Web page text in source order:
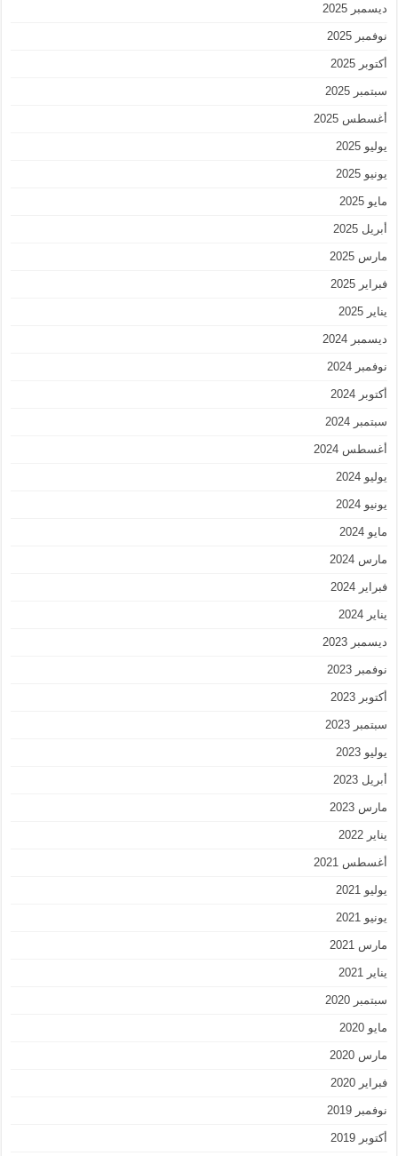
ديسمبر 2025
نوفمبر 2025
أكتوبر 2025
سبتمبر 2025
أغسطس 2025
يوليو 2025
يونيو 2025
مايو 2025
أبريل 2025
مارس 2025
فبراير 2025
يناير 2025
ديسمبر 2024
نوفمبر 2024
أكتوبر 2024
سبتمبر 2024
أغسطس 2024
يوليو 2024
يونيو 2024
مايو 2024
مارس 2024
فبراير 2024
يناير 2024
ديسمبر 2023
نوفمبر 2023
أكتوبر 2023
سبتمبر 2023
يوليو 2023
أبريل 2023
مارس 2023
يناير 2022
أغسطس 2021
يوليو 2021
يونيو 2021
مارس 2021
يناير 2021
سبتمبر 2020
مايو 2020
مارس 2020
فبراير 2020
نوفمبر 2019
أكتوبر 2019